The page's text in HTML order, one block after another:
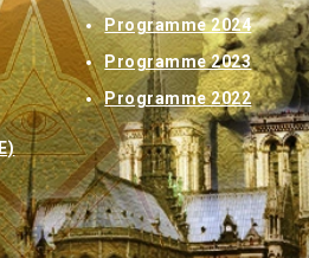
Programme 2024
Programme 2023
Programme 2022